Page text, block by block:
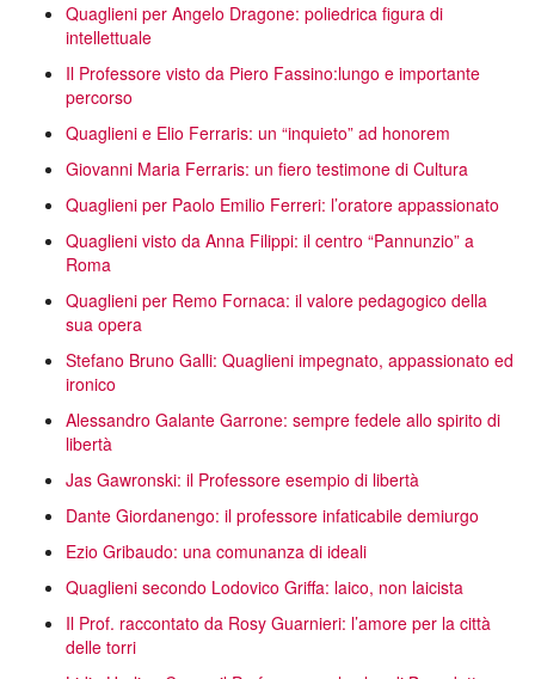
Quaglieni per Angelo Dragone: poliedrica figura di
intellettuale
Il Professore visto da Piero Fassino:lungo e importante
percorso
Quaglieni e Elio Ferraris: un “inquieto” ad honorem
Giovanni Maria Ferraris: un fiero testimone di Cultura
Quaglieni per Paolo Emilio Ferreri: l’oratore appassionato
Quaglieni visto da Anna Filippi: il centro “Pannunzio” a
Roma
Quaglieni per Remo Fornaca: il valore pedagogico della
sua opera
Stefano Bruno Galli: Quaglieni impegnato, appassionato ed
ironico
Alessandro Galante Garrone: sempre fedele allo spirito di
libertà
Jas Gawronski: il Professore esempio di libertà
Dante Giordanengo: il professore infaticabile demiurgo
Ezio Gribaudo: una comunanza di ideali
Quaglieni secondo Lodovico Griffa: laico, non laicista
Il Prof. raccontato da Rosy Guarnieri: l’amore per la città
delle torri